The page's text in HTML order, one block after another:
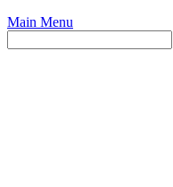
Main Menu